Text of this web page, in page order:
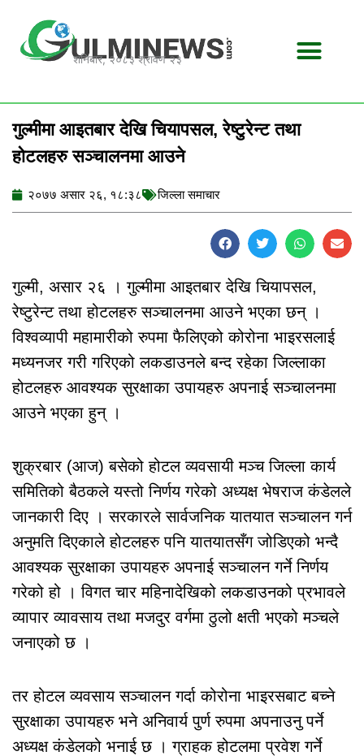
content
शनिबार, २०८३ श्रावण २३
गुल्मीमा आइतबार देखि चियापसल, रेष्टुरेन्ट तथा
होटलहरु सञ्चालनमा आउने
२०७७ असार २६, १८:३८ जिल्ला समाचार
गुल्मी, असार २६ । गुल्मीमा आइतबार देखि चियापसल,
रेष्टुरेन्ट तथा होटलहरु सञ्चालनमा आउने भएका छन् ।
विश्वव्यापी महामारीको रुपमा फैलिएको कोरोना भाइरसलाई
मध्यनजर गरी गरिएको लकडाउनले बन्द रहेका जिल्लाका
होटलहरु आवश्यक सुरक्षाका उपायहरु अपनाई सञ्चालनमा
आउने भएका हुन् ।
शुक्रबार (आज) बसेको होटल व्यवसायी मञ्च जिल्ला कार्य
समितिको बैठकले यस्तो निर्णय गरेको अध्यक्ष भेषराज कंडेलले
जानकारी दिए । सरकारले सार्वजनिक यातयात सञ्चालन गर्न
अनुमति दिएकाले होटलहरु पनि यातयातसँग जोडिएको भन्दै
आवश्यक सुरक्षाका उपायहरु अपनाई सञ्चालन गर्ने निर्णय
गरेको हो । विगत चार महिनादेखिको लकडाउनको प्रभावले
व्यापार व्यावसाय तथा मजदुर वर्गमा ठुलो क्षती भएको मञ्चले
जनाएको छ ।
तर होटल व्यवसाय सञ्चालन गर्दा कोरोना भाइरसबाट बच्ने
सुरक्षाका उपायहरु भने अनिवार्य पुर्ण रुपमा अपनाउनु पर्ने
अध्यक्ष कंडेलको भनाई छ । ग्राहक होटलमा प्रवेश गर्ने